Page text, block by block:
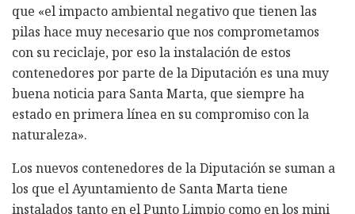
que «el impacto ambiental negativo que tienen las
pilas hace muy necesario que nos comprometamos
con su reciclaje, por eso la instalación de estos
contenedores por parte de la Diputación es una muy
buena noticia para Santa Marta, que siempre ha
estado en primera línea en su compromiso con la
naturaleza».
Los nuevos contenedores de la Diputación se suman a
los que el Ayuntamiento de Santa Marta tiene
instalados tanto en el Punto Limpio como en los mini